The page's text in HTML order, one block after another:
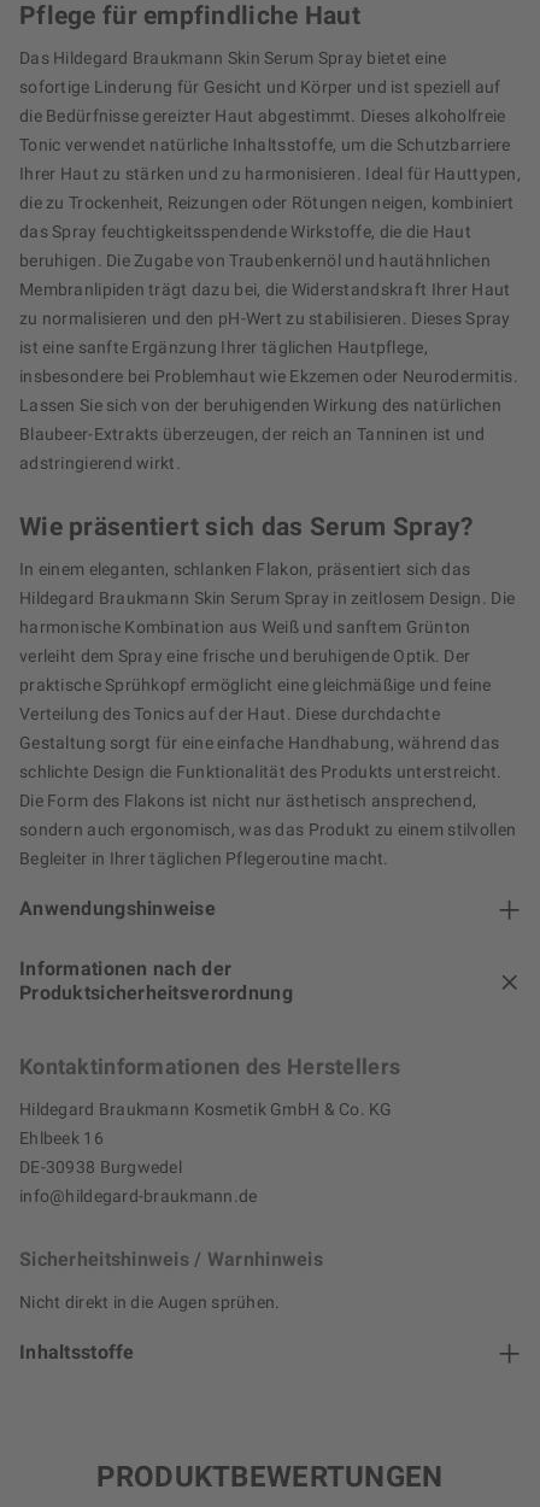
Pflege für empfindliche Haut
Das Hildegard Braukmann Skin Serum Spray bietet eine
sofortige Linderung für Gesicht und Körper und ist speziell auf
die Bedürfnisse gereizter Haut abgestimmt. Dieses alkoholfreie
Tonic verwendet natürliche Inhaltsstoffe, um die Schutzbarriere
Ihrer Haut zu stärken und zu harmonisieren. Ideal für Hauttypen,
die zu Trockenheit, Reizungen oder Rötungen neigen, kombiniert
das Spray feuchtigkeitsspendende Wirkstoffe, die die Haut
beruhigen. Die Zugabe von Traubenkernöl und hautähnlichen
Membranlipiden trägt dazu bei, die Widerstandskraft Ihrer Haut
zu normalisieren und den pH-Wert zu stabilisieren. Dieses Spray
ist eine sanfte Ergänzung Ihrer täglichen Hautpflege,
insbesondere bei Problemhaut wie Ekzemen oder Neurodermitis.
Lassen Sie sich von der beruhigenden Wirkung des natürlichen
Blaubeer-Extrakts überzeugen, der reich an Tanninen ist und
adstringierend wirkt.
Wie präsentiert sich das Serum Spray?
In einem eleganten, schlanken Flakon, präsentiert sich das
Hildegard Braukmann Skin Serum Spray in zeitlosem Design. Die
harmonische Kombination aus Weiß und sanftem Grünton
verleiht dem Spray eine frische und beruhigende Optik. Der
praktische Sprühkopf ermöglicht eine gleichmäßige und feine
Verteilung des Tonics auf der Haut. Diese durchdachte
Gestaltung sorgt für eine einfache Handhabung, während das
schlichte Design die Funktionalität des Produkts unterstreicht.
Die Form des Flakons ist nicht nur ästhetisch ansprechend,
sondern auch ergonomisch, was das Produkt zu einem stilvollen
Begleiter in Ihrer täglichen Pflegeroutine macht.
Anwendungshinweise
Informationen nach der
Produktsicherheitsverordnung
Kontaktinformationen des Herstellers
Hildegard Braukmann Kosmetik GmbH & Co. KG
Ehlbeek 16
DE-30938 Burgwedel
info@hildegard-braukmann.de
Sicherheitshinweis / Warnhinweis
Nicht direkt in die Augen sprühen.
Inhaltsstoffe
PRODUKTBEWERTUNGEN